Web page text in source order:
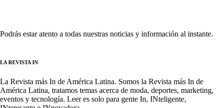
Podrás estar atento a todas nuestras noticias y información al instante.
LA REVISTA IN
La Revista más In de América Latina. Somos la Revista más In de
América Latina, tratamos temas acerca de moda, deportes, marketing,
eventos y tecnología. Leer es solo para gente In, INteligente,